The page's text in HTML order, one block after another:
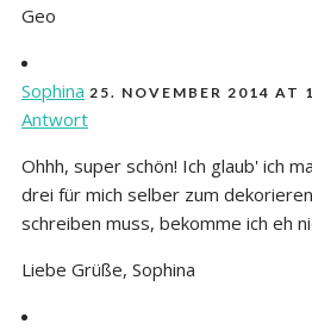
Geo
Sophina 25. NOVEMBER 2014 AT
Antwort
Ohhh, super schön! Ich glaub' ich
drei für mich selber zum
schreiben muss, bekomme ich eh
Liebe Grüße, Sophina